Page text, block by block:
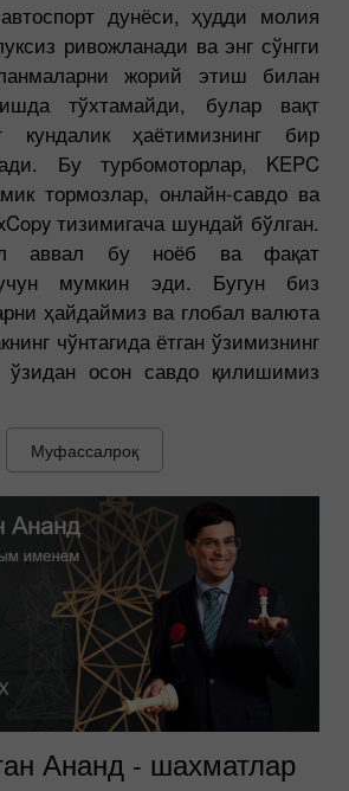
дунёси, ҳудди молия
ривожланади ва энг сўнгги
жорий этиш билан
тўхтамайди, булар вақт
кундалик ҳаётимизнинг бир
Бу турбомоторлар, KEPC
тормозлар, онлайн-савдо ва
тизимигача шундай бўлган.
аввал бу ноёб ва фақат
учун мумкин эди. Бугун биз
ҳайдаймиз ва глобал валюта
чўнтагида ётган ўзимизнинг
ўзидан осон савдо қилишимиз
Муфассалроқ
Ананд - шахматлар